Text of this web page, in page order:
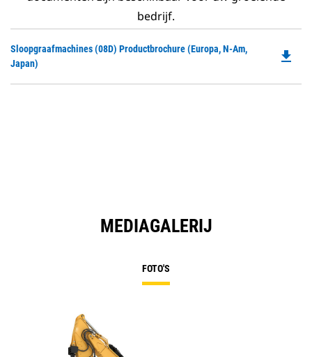
bedrijf.
Sloopgraafmachines (08D) Productbrochure (Europa, N-Am,
Japan)
file_download
MEDIAGALERIJ
FOTO'S